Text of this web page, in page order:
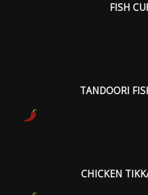
FISH
TANDOORI
CHICKEN